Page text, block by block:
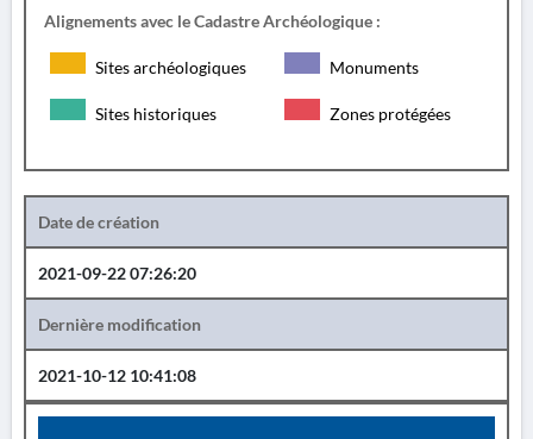
Alignements avec le Cadastre Archéologique :
Sites archéologiques Monuments
Sites historiques Zones protégées
Date de création
2021-09-22 07:26:20
Dernière modification
2021-10-12 10:41:08